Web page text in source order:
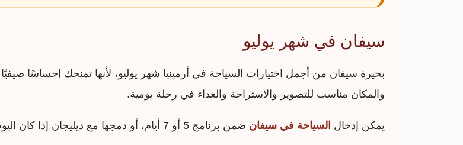
سيفان في شهر يوليو
بحيرة سيفان من أجمل اختيارات السياحة في أرمينيا شهر يوليو، لأنها تمنحك إحساسًا
والمكان مناسب للتصوير والاستراحة والغداء في رحلة يومية.
يمكن إدخال السياحة في سيفان ضمن برنامج 5 أو 7 أيام، أو دمجها مع ديليجان إذا كان اليوم يبدأ مبكرًا وكانت المجموعة تتحمل الطريق.